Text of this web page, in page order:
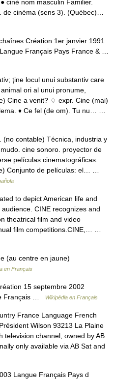
ciné nom masculin Familier.
de cinéma (sens 3). (Québec)…
Création 1er janvier 1991
Français Pays France & …
ţine locul unui substantiv care
ori al unui pronume,
Cine a venit? ♢ expr. Cine (mai)
♦ Ce fel (de om). Tu nu… …
contable) Técnica, industria y
cine sonoro. proyector de
películas cinematográficas.
Conjunto de películas: el… …
to depict American life and
CINE recognizes and
theatrical film and video
film competitions.CINE,… …
(au centre en jaune)
en Français
15 septembre 2002
Français …
Wikipédia en Français
France Language French
Wilson 93213 La Plaine
television channel, owned by AB
only available via AB Sat and
Langue Français Pays d